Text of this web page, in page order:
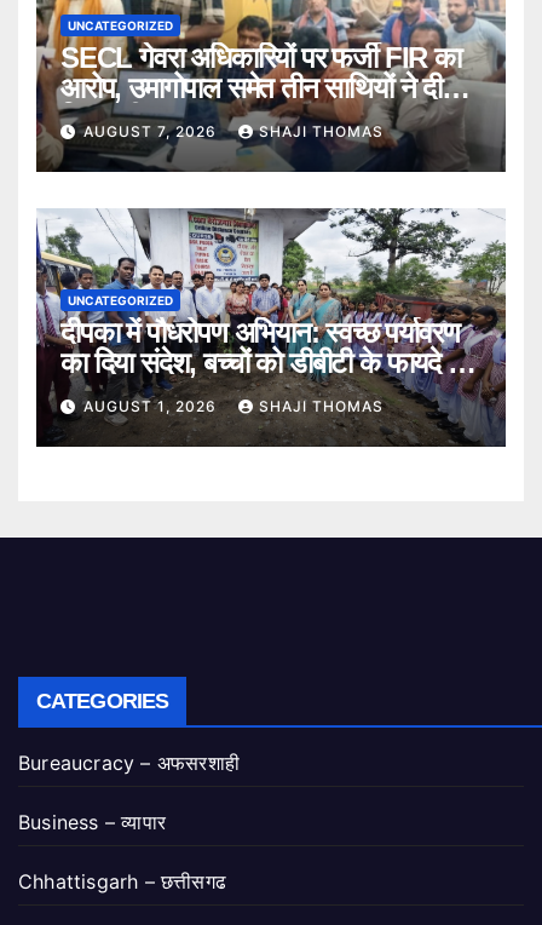
UNCATEGORIZED
SECL गेवरा अधिकारियों पर फर्जी FIR का
आरोप, उमागोपाल समेत तीन साथियों ने दी
गिरफ्तारी।
AUGUST 7, 2026 SHAJI THOMAS
UNCATEGORIZED
दीपका में पौधरोपण अभियान: स्वच्छ पर्यावरण
का दिया संदेश, बच्चों को डीबीटी के फायदे भी
बताए।
AUGUST 1, 2026 SHAJI THOMAS
CATEGORIES
Bureaucracy – अफसरशाही
Business – व्यापार
Chhattisgarh – छत्तीसगढ